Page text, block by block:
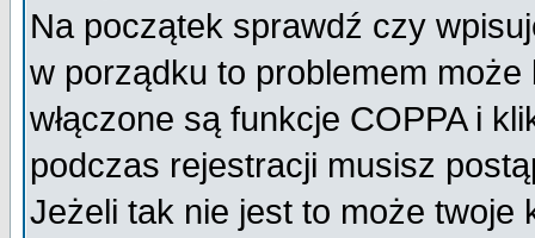
Na początek sprawdź czy
w porządku to problemem
włączone są funkcje COPPA i
podczas rejestracji musisz
Jeżeli tak nie jest to może twoje